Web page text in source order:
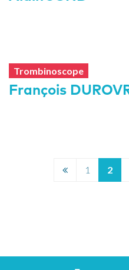
Trombinoscope
François
Page
précédente
1 2